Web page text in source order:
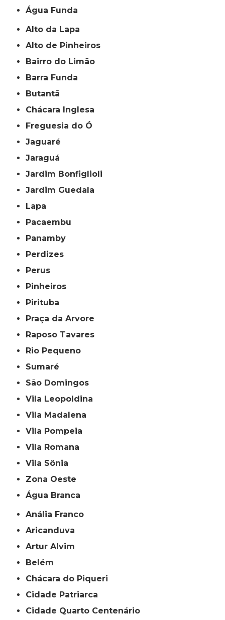
Água Funda
Alto da Lapa
Alto de Pinheiros
Bairro do Limão
Barra Funda
Butantã
Chácara Inglesa
Freguesia do Ó
Jaguaré
Jaraguá
Jardim Bonfiglioli
Jardim Guedala
Lapa
Pacaembu
Panamby
Perdizes
Perus
Pinheiros
Pirituba
Praça da Arvore
Raposo Tavares
Rio Pequeno
Sumaré
São Domingos
Vila Leopoldina
Vila Madalena
Vila Pompeia
Vila Romana
Vila Sônia
Zona Oeste
Água Branca
Anália Franco
Aricanduva
Artur Alvim
Belém
Chácara do Piqueri
Cidade Patriarca
Cidade Quarto Centenário